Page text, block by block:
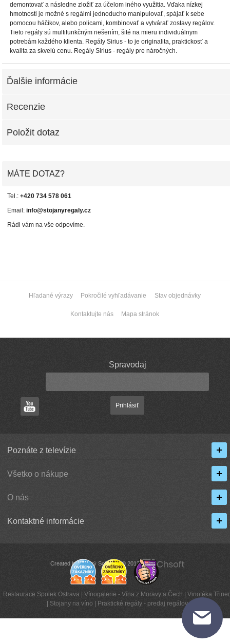
demontovať a následne zložiť za účelom iného využitia. Vďaka nízkej
hmotnosti je možné s regálmi jednoducho manipulovať, spájať k sebe
pomocou háčikov, alebo policami, kombinovať a vytvárať zostavy regálov.
Tieto regály sú multifunkčným riešením, šité na mieru individuálnym
potrebám každého klienta. Regály Sirius - to je originalita, praktickosť a
kvalita za skvelú cenu. Regály Sirius - regály pre náročných.
Ďalšie informácie
Recenzie
Položit dotaz
MÁTE DOTAZ?
Tel.:+420 734 578 061
Email:info@stojanyregaly.cz
Rádi vám na vše odpovíme.
Hľadané výrazy Pokročilé vyhľadávanie Stav objednávky
Kontaktujte nás Mapa stránok
Spravodaj
Prihlásiť
Poznáte z televízie
Všetko o nákupe
O nás
Kontaktné informácie
Created by Chytrý Software © 2013
Restaurace Spolek Ostrava |Vínogalerie - Vína z Moravy a Čech |Vinotéka
Stojany na víno Praktické regály - predaj regálov